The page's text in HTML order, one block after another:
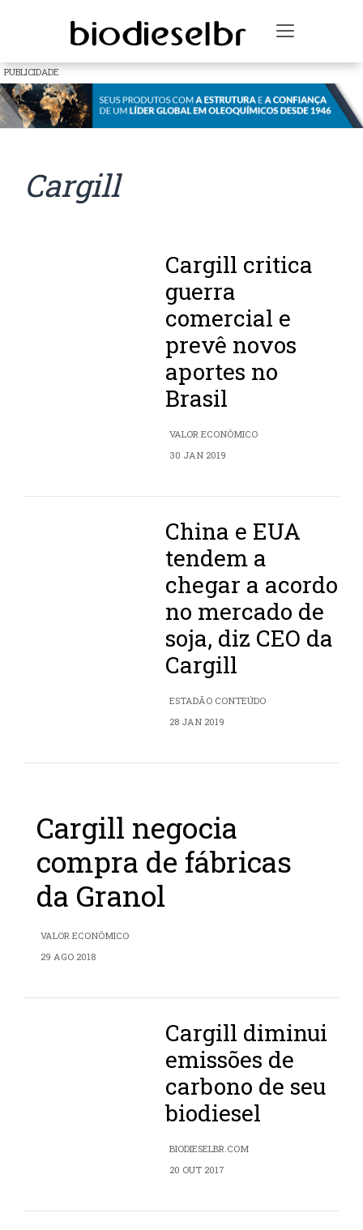
Toggle
PUBLICIDADE
Cargill
Cargill critica
guerra
comercial e
prevê novos
aportes no
Brasil
VALOR ECONÔMICO
30 JAN 2019
China e EUA
tendem a
chegar a acordo
no mercado de
soja, diz CEO da
Cargill
ESTADÃO CONTEÚDO
28 JAN 2019
Cargill negocia
compra de fábricas
da Granol
VALOR ECONÔMICO
29 AGO 2018
Cargill diminui
emissões de
carbono de seu
biodiesel
BIODIESELBR.COM
20 OUT 2017